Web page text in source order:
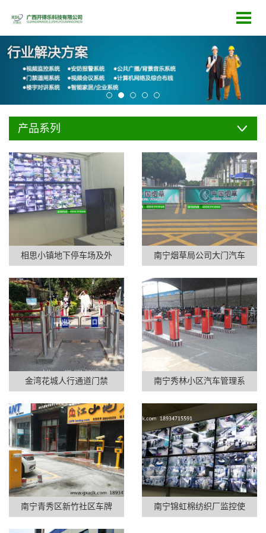
产品系列
相思小镇地下停车场及外 南宁烟草局公司大门汽车
金湾花城人行通道门禁 南宁秀林小区汽车管理系
南宁青秀区新竹社区车牌 南宁锦虹棉纺织厂监控使